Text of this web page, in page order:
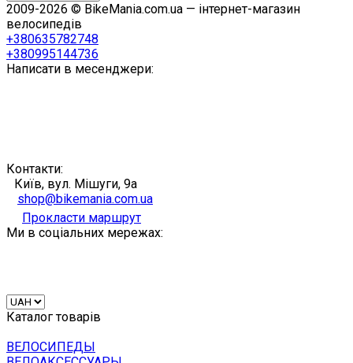
2009-2026 © BikeMania.com.ua — інтернет-магазин
велосипедів
+380635782748
+380995144736
Написати в месенджери:
Контакти:
Київ, вул. Мішуги, 9а
shop@bikemania.com.ua
Прокласти маршрут
Ми в соціальних мережах:
Каталог товарів
ВЕЛОСИПЕДЫ